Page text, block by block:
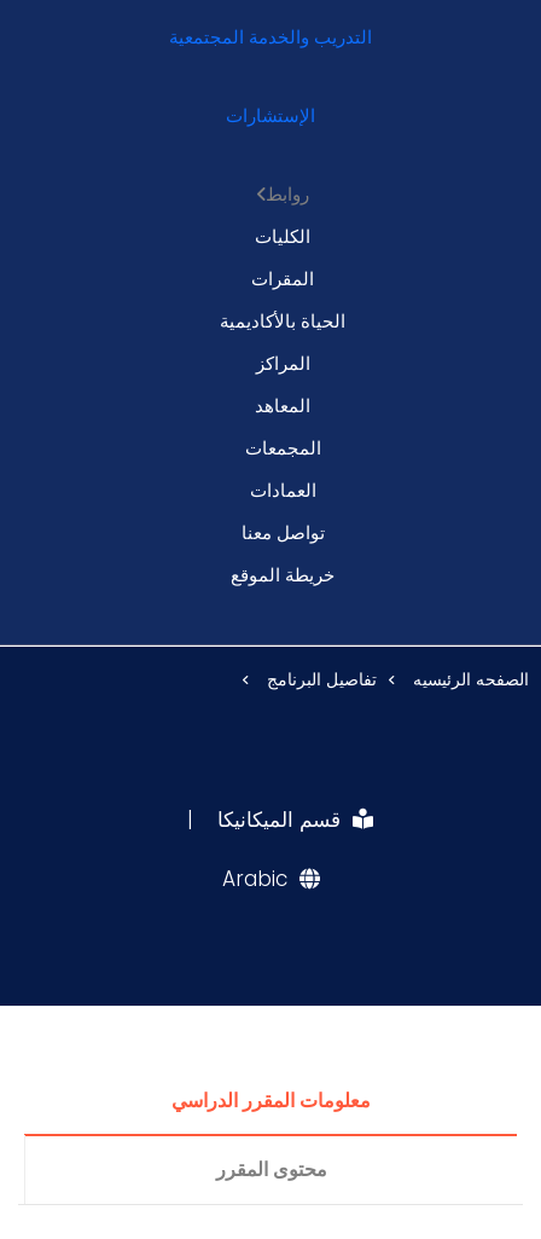
التدريب والخدمة المجتمعية
الإستشارات
روابط
الكليات
المقرات
الحياة بالأكاديمية
المراكز
المعاهد
المجمعات
العمادات
تواصل معنا
خريطة الموقع
الصفحه الرئيسيه تفاصيل البرنامج
قسم الميكانيكا |
Arabic
معلومات المقرر الدراسي
محتوى المقرر